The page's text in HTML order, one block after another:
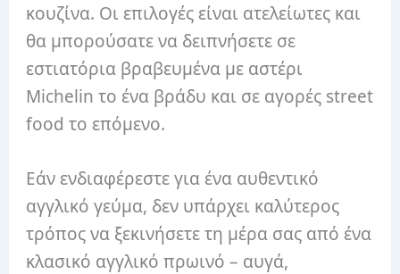
κουζίνα. Οι επιλογές είναι ατελείωτες και
θα μπορούσατε να δειπνήσετε σε
εστιατόρια βραβευμένα με αστέρι
Michelin το ένα βράδυ και σε αγορές street
food το επόμενο.
Εάν ενδιαφέρεστε για ένα αυθεντικό
αγγλικό γεύμα, δεν υπάρχει καλύτερος
τρόπος να ξεκινήσετε τη μέρα σας από ένα
κλασικό αγγλικό πρωινό – αυγά,